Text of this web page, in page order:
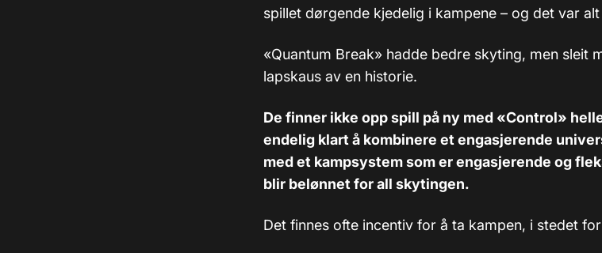
spillet dørgende kjedelig i kampene – og det var
«Quantum Break» hadde bedre skyting, men sleit
lapskaus av en historie.
De finner ikke opp spill på ny med «Control»
endelig klart å kombinere et engasjerende
med et kampsystem som er engasjerende og
blir belønnet for all skytingen.
Det finnes ofte incentiv for å ta kampen, i stedet